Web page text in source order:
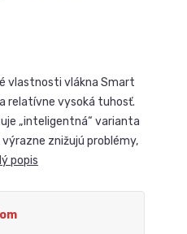
vlastnosti vlákna Smart
relatívne vysoká tuhosť.
„inteligentná“ varianta
znižujú problémy,
popis